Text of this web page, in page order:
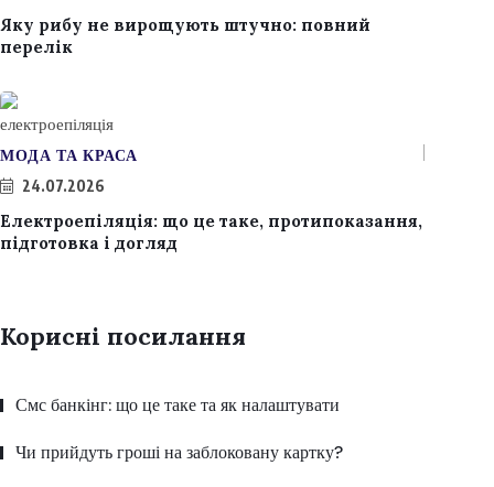
Яку рибу не вирощують штучно: повний
перелік
МОДА ТА КРАСА
24.07.2026
Електроепіляція: що це таке, протипоказання,
підготовка і догляд
Корисні посилання
Смс банкінг: що це таке та як налаштувати
Чи прийдуть гроші на заблоковану картку?